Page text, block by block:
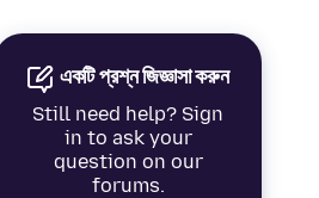
একটি প্রশ্ন জিজ্ঞাসা করুন
Still need help? Sign
in to ask your
question on our
forums.